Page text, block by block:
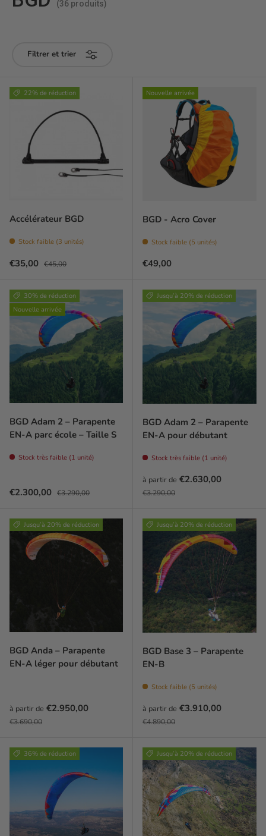
(36 produits)
Filtrer et trier
22% de réduction
Accélérateur BGD
Stock faible (3 unités)
Prix soldé
€35,00 Prix habituel
€45,00
Nouvelle arrivée
BGD - Acro Cover
Stock faible (5 unités)
Prix habituel
€49,00
30% de réduction
Nouvelle arrivée
BGD Adam 2 – Parapente
EN-A parc école – Taille S
Stock très faible (1 unité)
Prix soldé
€2.300,00 Prix habituel
€3.290,00
Jusqu’à 20% de réduction
BGD Adam 2 – Parapente
EN-A pour débutant
Stock très faible (1 unité)
Prix soldé
à partir de €2.630,00
Prix habituel
€3.290,00
Jusqu’à 20% de réduction
BGD Anda – Parapente
EN-A léger pour débutant
Prix soldé
à partir de €2.950,00
Prix habituel
€3.690,00
Jusqu’à 20% de réduction
BGD Base 3 – Parapente
EN-B
Stock faible (5 unités)
Prix soldé
à partir de €3.910,00
Prix habituel
€4.890,00
36% de réduction Jusqu’à 20% de réduction